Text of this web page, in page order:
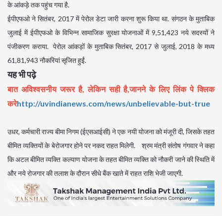
के आंकड़े तक पहुंच गया है.
ईपीएफओ ने सितंबर, 2017 में पेरोल डेटा जारी करना शुरू किया था. संगठन के मुताबिक
जुलाई में ईपीएफओ के विभिन्न सामाजिक सुरक्षा योजनाओं में 9,51,423 नये सदस्यों ने
पंजीकरण कराया. पेरोल आंकड़ों के मुताबिक सितंबर, 2017 से जुलाई, 2018 के मध्य
61,81,943 नौकरियां सृजित हुईं.
यह भी पढ़े
बात अविश्वसनीय जरूर है, लेकिन सही है,जानने के लिए लिंक पे क्लिक
करेhttp://uvindianews.com/news/unbelievable-but-true
उधर, कर्मचारी राज्य बीमा निगम (ईएसआईसी) ने एक नयी योजना को मंजूरी दी, जिसके तहत
बीमित व्यक्तियों के बेरोजगार होने पर नकद राहत मिलेगी. श्रम मंत्री संतोष गंगवार ने कहा
कि अटल बीमित व्यक्ति कल्याण योजना के तहत बीमित व्यक्ति को नौकरी जाने की स्थिति में
और नये रोजगार की तलाश के दौरान सीधे बैंक खाते में राहत राशि भेजी जाएगी.